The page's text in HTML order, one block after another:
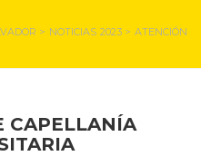
> NOTICIAS 2023>ATENCIÓN
CAPELLANÍA